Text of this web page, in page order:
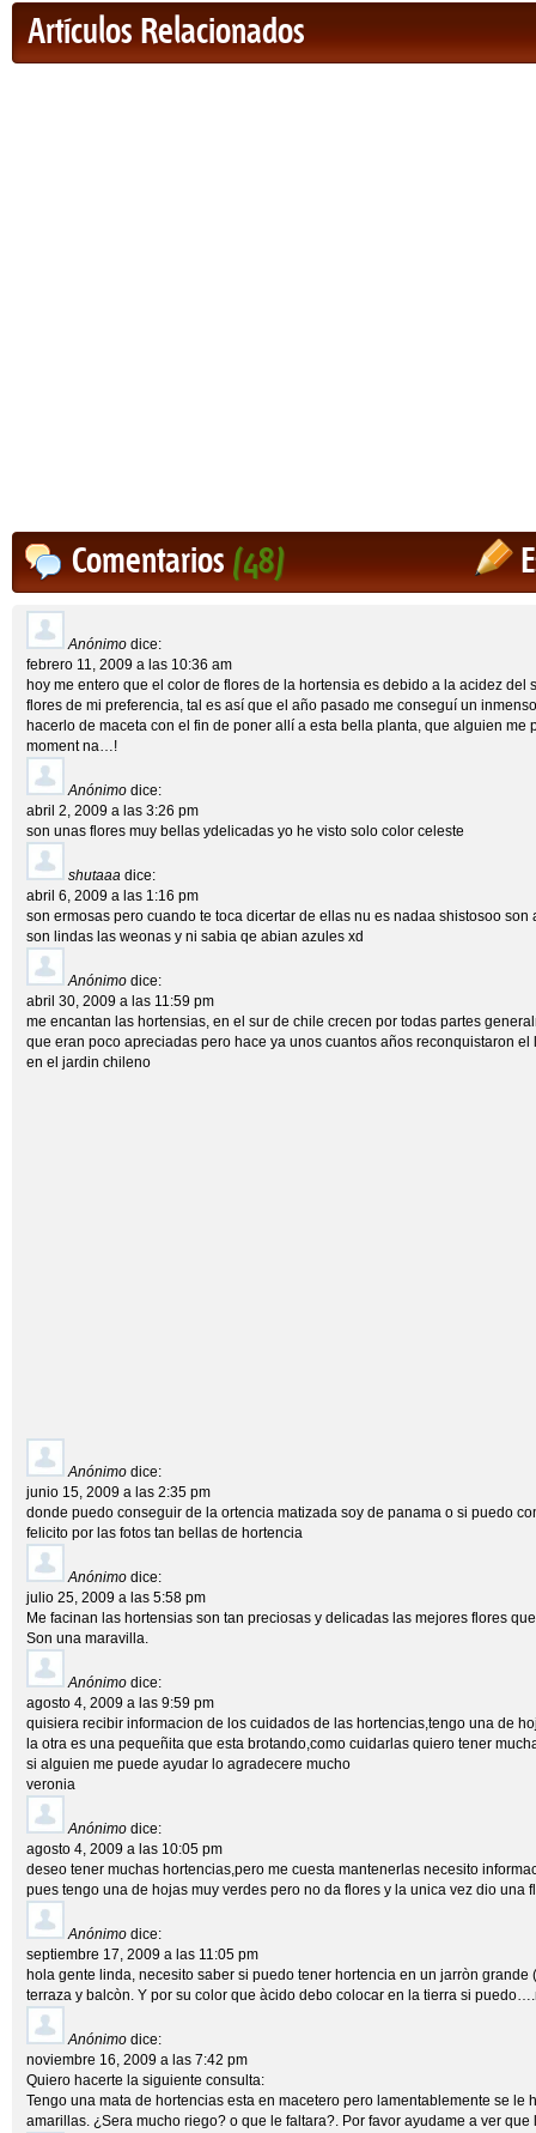
Artículos Relacionados
Comentarios(48)
Anónimo dice:
febrero 11, 2009 a las 10:36 am
hoy me entero que el color de flores de la hortensia es debido a la acidez del
flores de mi preferencia, tal es así que el año pasado me conseguí un
hacerlo de maceta con el fin de poner allí a esta bella planta, que alguien me
moment na…!
Anónimo dice:
abril 2, 2009 a las 3:26 pm
son unas flores muy bellas ydelicadas yo he visto solo color celeste
shutaaa dice:
abril 6, 2009 a las 1:16 pm
son ermosas pero cuando te toca dicertar de ellas nu es nadaa shistosoo
son lindas las weonas y ni sabia qe abian azules xd
Anónimo dice:
abril 30, 2009 a las 11:59 pm
me encantan las hortensias, en el sur de chile crecen por todas partes
que eran poco apreciadas pero hace ya unos cuantos años reconquistaron
en el jardin chileno
Anónimo dice:
junio 15, 2009 a las 2:35 pm
donde puedo conseguir de la ortencia matizada soy de panama o si puedo
felicito por las fotos tan bellas de hortencia
Anónimo dice:
julio 25, 2009 a las 5:58 pm
Me facinan las hortensias son tan preciosas y delicadas las mejores flores
Son una maravilla.
Anónimo dice:
agosto 4, 2009 a las 9:59 pm
quisiera recibir informacion de los cuidados de las hortencias,tengo una de
la otra es una pequeñita que esta brotando,como cuidarlas quiero tener
si alguien me puede ayudar lo agradecere mucho
veronia
Anónimo dice:
agosto 4, 2009 a las 10:05 pm
deseo tener muchas hortencias,pero me cuesta mantenerlas necesito
pues tengo una de hojas muy verdes pero no da flores y la unica vez dio una
Anónimo dice:
septiembre 17, 2009 a las 11:05 pm
hola gente linda, necesito saber si puedo tener hortencia en un jarròn grande
terraza y balcòn. Y por su color que àcido debo colocar en la tierra si
Anónimo dice:
noviembre 16, 2009 a las 7:42 pm
Quiero hacerte la siguiente consulta:
Tengo una mata de hortencias esta en macetero pero lamentablemente se le
amarillas. ¿Sera mucho riego? o que le faltara?. Por favor ayudame a ver que